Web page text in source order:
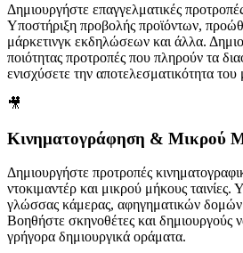
Δημιουργήστε επαγγελματικές
Υποστήριξη προβολής προϊόντων,
μάρκετινγκ εκδηλώσεων και άλλα.
ποιότητας προτροπές που πληρούν τα
ενισχύσετε την αποτελεσματικότητα του
🎥
Κινηματογράφηση & Μικρού
Δημιουργήστε προτροπές
ντοκιμαντέρ και μικρού μήκους ταινίες.
γλώσσας κάμερας, αφηγηματικών δομών
Βοηθήστε σκηνοθέτες και δημιουργούς
γρήγορα δημιουργικά οράματα.